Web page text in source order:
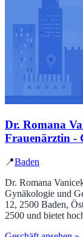
Dr. Romana
Frauenärztin -
📍Baden
Dr. Romana
Gynäkologie und
12, 2500 Baden,
2500 und bietet